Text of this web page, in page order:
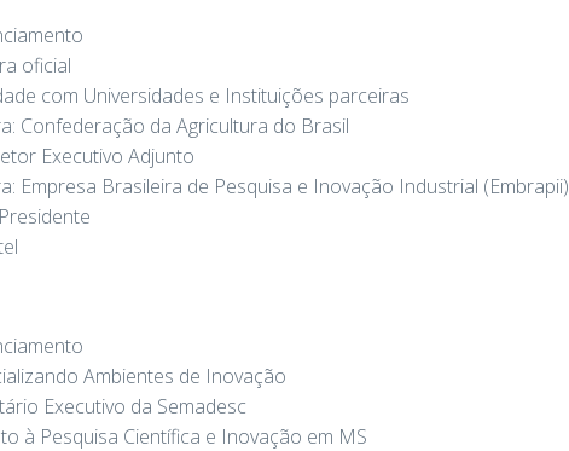
oficial
com Universidades e Instituições parceiras
Confederação da Agricultura do Brasil
Executivo Adjunto
Empresa Brasileira de Pesquisa e Inovação Industrial (Embrapii)
Ambientes de Inovação
Executivo da Semadesc
à Pesquisa Científica e Inovação em MS